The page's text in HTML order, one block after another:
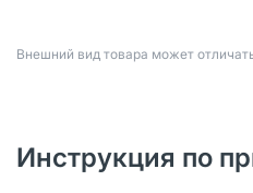
Bнешний вид товара может
Инструкция по